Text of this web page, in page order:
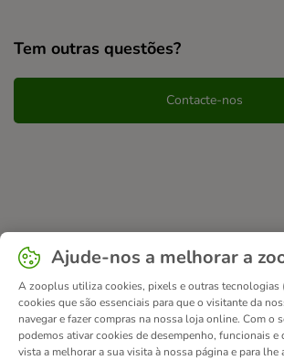
Tem outras questões?
Contacte-nos
Ajude-nos a melhorar a
A zooplus utiliza cookies, pixels e outras tecnologias
cookies que são essenciais para que o visitante da
navegar e fazer compras na nossa loja online. Com o
podemos ativar cookies de desempenho, funcionais e
vista a melhorar a sua visita à nossa página e para lhe